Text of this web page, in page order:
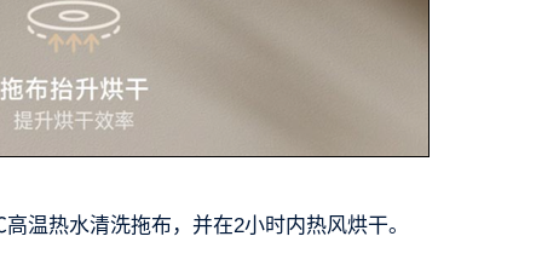
温热水清洗拖布，并在2小时内热风烘干。